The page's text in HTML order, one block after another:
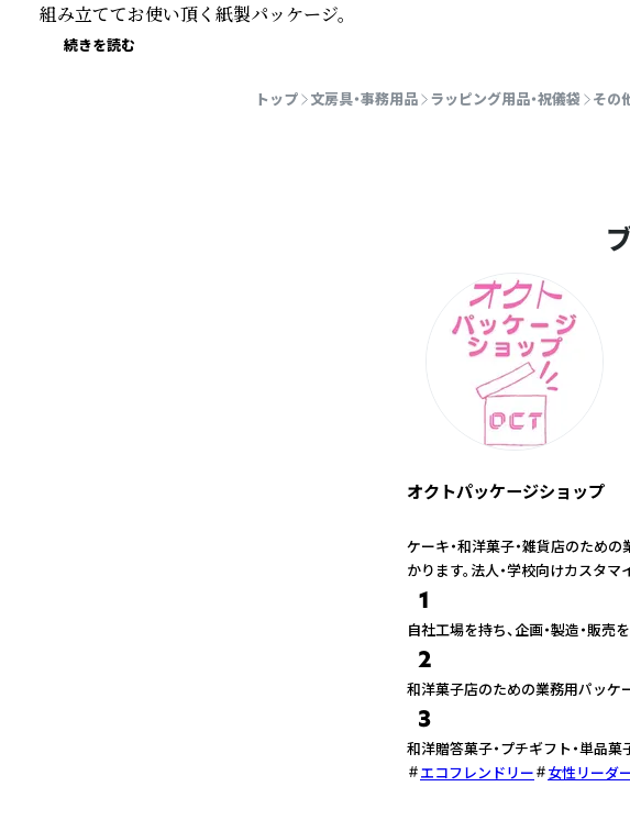
組み立ててお使い頂く紙製パッケージ。
続きを読む
トップ 文房具・事務用品 ラッピング用品・祝儀袋 その
オクトパッケージショップ
ケーキ・和洋菓子・雑貨店のため
かります。法人・学校向けカスタ
1
自社工場を持ち、企画・製造・販売
2
和洋菓子店のための業務用パッケ
3
和洋贈答菓子・プチギフト・単品
エコフレンドリー
女性リーダ